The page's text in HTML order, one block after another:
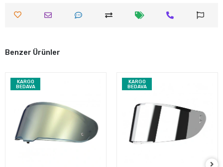
Benzer Ürünler
KARGO
BEDAVA
KARGO
BEDAVA